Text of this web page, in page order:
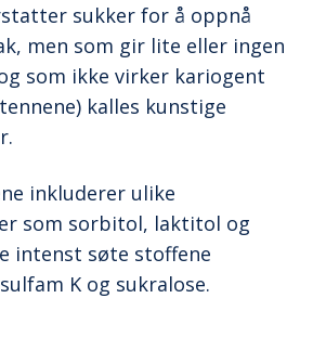
sukker for å oppnå
men som gir lite eller ingen
som ikke virker kariogent
kalles kunstige
inkluderer ulike
som sorbitol, laktitol og
intenst søte stoffene
K og sukralose.